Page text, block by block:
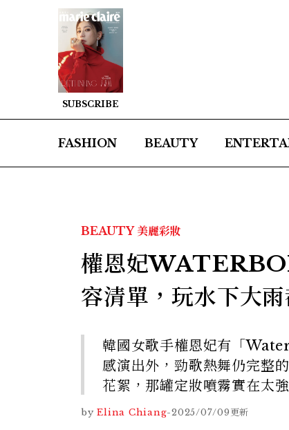
SUBSCRIBE
FASHION BEAUTY
BEAUTY 美麗彩妝
權恩妃
容清單，玩水下大雨
韓國女歌手權恩妃有「
感演出外，勁歌熱舞仍完整
花絮，那罐定妝噴霧實在太強
by Elina Chiang-2025/07/09更新